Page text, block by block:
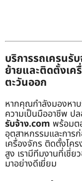
บริการรถเครนรั
ย้ายและติดตั้งเ
ตะวันออก
หากคุณกำลังมองหาบ
ความเป็นมืออาชีพ ป
รับจ้าง.com พร้อมต
อุตสาหกรรมและการ
เครื่องจักร ติดตั้งโค
สูง เรามีทีมงานที่เชี่ย
มาอย่างดีเยี่ยม